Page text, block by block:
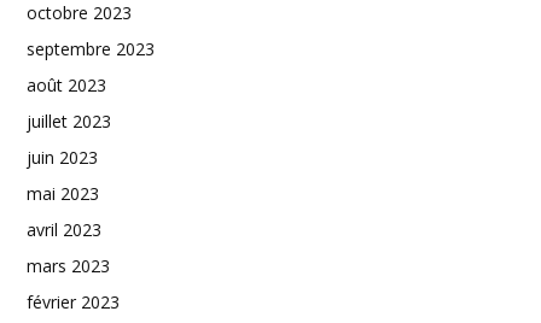
octobre 2023
septembre 2023
août 2023
juillet 2023
juin 2023
mai 2023
avril 2023
mars 2023
février 2023